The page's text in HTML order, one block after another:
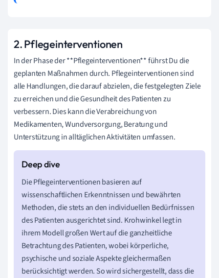
2. Pflegeinterventionen
In der Phase der **Pflegeinterventionen** führst Du die
geplanten Maßnahmen durch. Pflegeinterventionen sind
alle Handlungen, die darauf abzielen, die festgelegten Ziele
zu erreichen und die Gesundheit des Patienten zu
verbessern. Dies kann die Verabreichung von
Medikamenten, Wundversorgung, Beratung und
Unterstützung in alltäglichen Aktivitäten umfassen.
Die Pflegeinterventionen basieren auf
wissenschaftlichen Erkenntnissen und bewährten
Methoden, die stets an den individuellen Bedürfnissen
des Patienten ausgerichtet sind. Krohwinkel legt in
ihrem Modell großen Wert auf die ganzheitliche
Betrachtung des Patienten, wobei körperliche,
psychische und soziale Aspekte gleichermaßen
berücksichtigt werden. So wird sichergestellt, dass die